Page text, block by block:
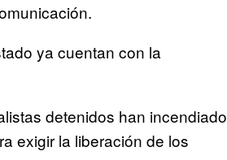
ya cuentan con la
detenidos han incendiado
exigir la liberación de los